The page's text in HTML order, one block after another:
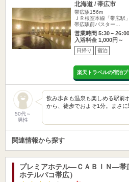
北海道 / 帯広市
帯広駅156m
ＪＲ根室本線「帯広
帯広駅前バスター…
営業時間 5:30～26:00
入浴料金 1,000円～
日帰り 宿泊
楽天トラベルの宿泊プ
50代～
男性
飲み歩きも温泉も楽しめる駅前
から、徒歩でおよそ1分。まさ
関連情報から探す
プレミアホテル―ＣＡＢＩＮ―
ホテルパコ帯広）